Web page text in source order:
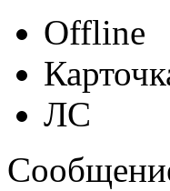
Offline
ЛС